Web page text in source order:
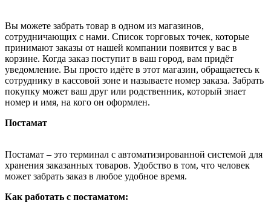
Вы можете забрать товар в одном из магазинов,
сотрудничающих с нами. Список торговых точек, которые
принимают заказы от нашей компании появится у вас в
корзине. Когда заказ поступит в ваш город, вам придёт
уведомление. Вы просто идёте в этот магазин, обращаетесь к
сотруднику в кассовой зоне и называете номер заказа. Забрать
покупку может ваш друг или родственник, который знает
номер и имя, на кого он оформлен.
Постамат
Постамат – это терминал с автоматизированной системой для
хранения заказанных товаров. Удобство в том, что человек
может забрать заказ в любое удобное время.
Как работать с постаматом: